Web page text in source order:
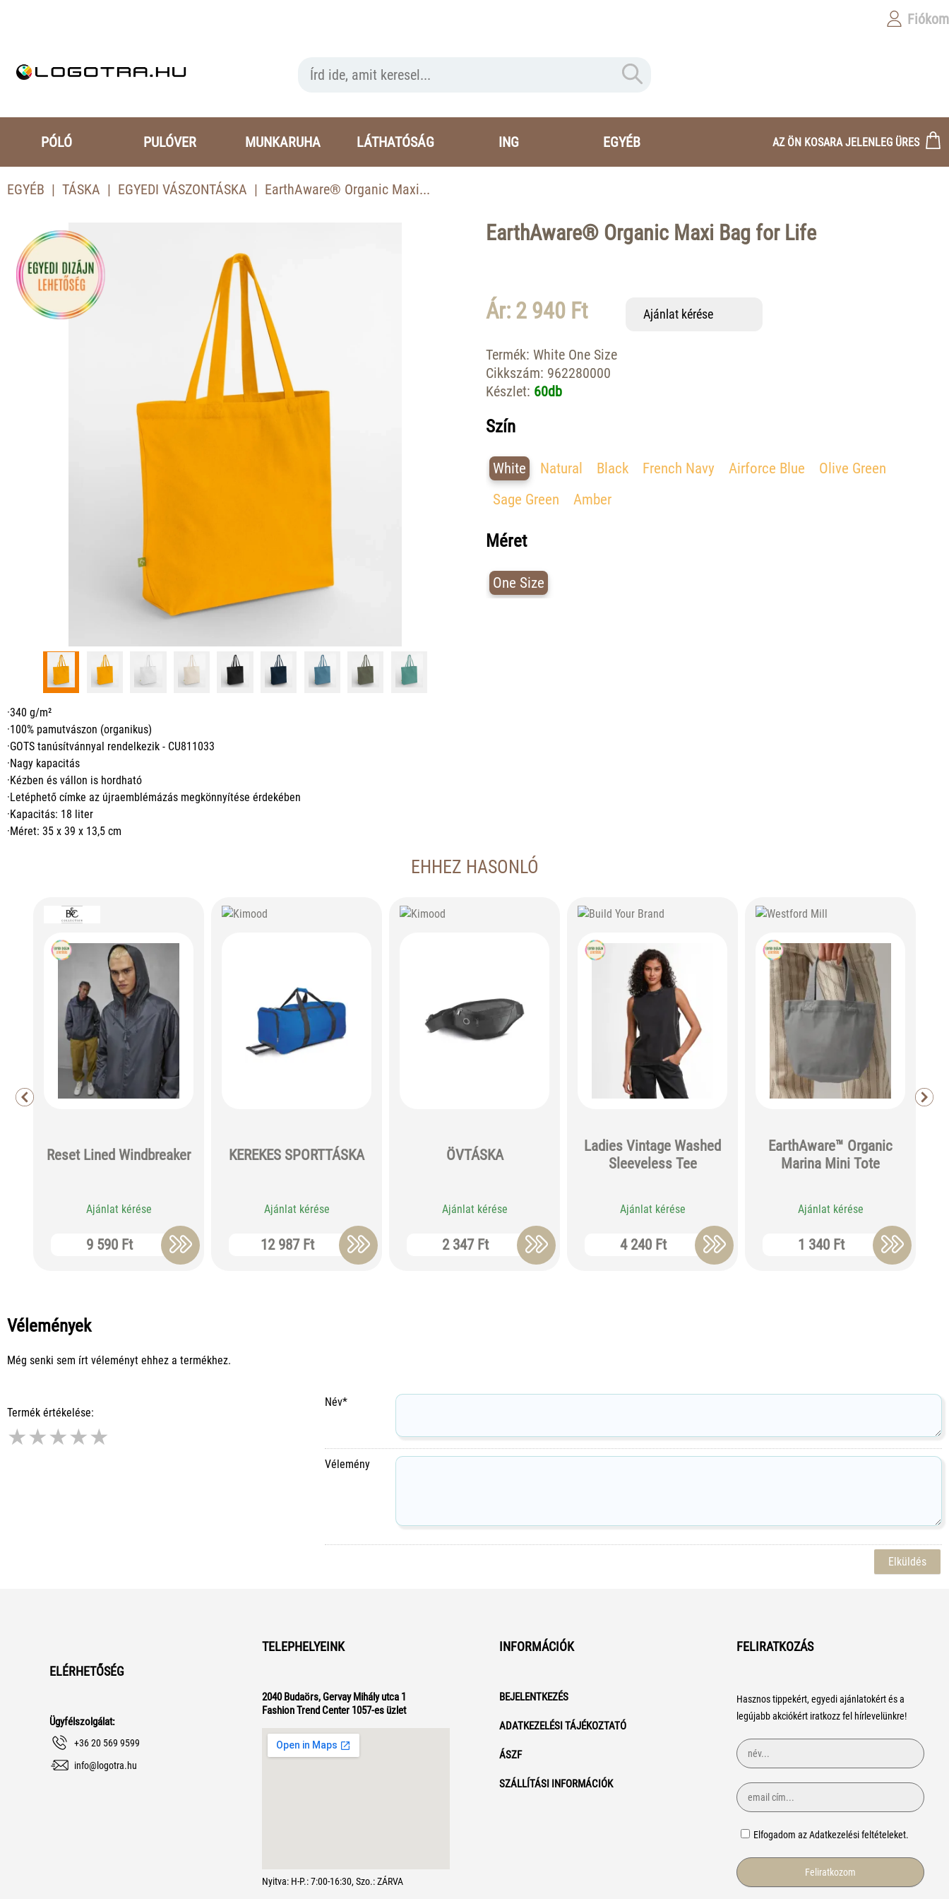
Fiókom
PÓLÓ PULÓVER MUNKARUHA LÁTHATÓSÁG ING EGYÉB AZ ÖN KOSARA JELENLEG ÜRES
EGYÉB TÁSKA EGYEDI VÁSZONTÁSKA EarthAware® Organic Maxi...
EarthAware® Organic Maxi Bag for Life
Ár: 2 940 Ft Ajánlat kérése
Termék: White One Size
Cikkszám: 962280000
Készlet: 60db
Szín
White Natural Black French Navy Airforce Blue
Olive Green
Sage Green
Amber
Méret
One Size
·340 g/m²
·100% pamutvászon (organikus)
·GOTS tanúsítvánnyal rendelkezik - CU811033
·Nagy kapacitás
·Kézben és vállon is hordható
·Letéphető címke az újraemblémázás megkönnyítése érdekében
·Kapacitás: 18 liter
·Méret: 35 x 39 x 13,5 cm
EHHEZ HASONLÓ
Reset Lined Windbreaker
Ajánlat kérése
9 590 Ft
KEREKES SPORTTÁSKA
Ajánlat kérése
12 987 Ft
ÖVTÁSKA
Ajánlat kérése
2 347 Ft
Ladies Vintage Washed
Sleeveless Tee
Ajánlat kérése
4 240 Ft
EarthAware™ Organic
Marina Mini Tote
Ajánlat kérése
1 340 Ft
Vélemények
Még senki sem írt véleményt ehhez a termékhez.
Termék értékelése:
★★★★★
Név*
Vélemény
ELÉRHETŐSÉG
Ügyfélszolgálat:
+36 20 569 9599
info@logotra.hu
TELEPHELYEINK
2040 Budaörs, Gervay Mihály utca 1
Fashion Trend Center 1057-es üzlet
Nyitva: H-P.: 7:00-16:30, Szo.: ZÁRVA
INFORMÁCIÓK
BEJELENTKEZÉS
ADATKEZELÉSI TÁJÉKOZTATÓ
ÁSZF
SZÁLLÍTÁSI INFORMÁCIÓK
FELIRATKOZÁS
Hasznos tippekért, egyedi ajánlatokért és a
legújabb akciókért iratkozz fel hírlevelünkre!
Elfogadom az Adatkezelési feltételeket.